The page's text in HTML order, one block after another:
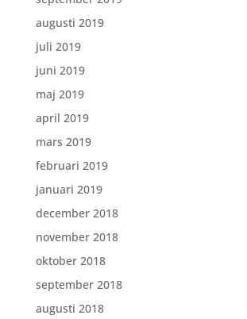
augusti 2019
juli 2019
juni 2019
maj 2019
april 2019
mars 2019
februari 2019
januari 2019
december 2018
november 2018
oktober 2018
september 2018
augusti 2018